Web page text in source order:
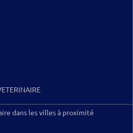
dans les villes à proximité